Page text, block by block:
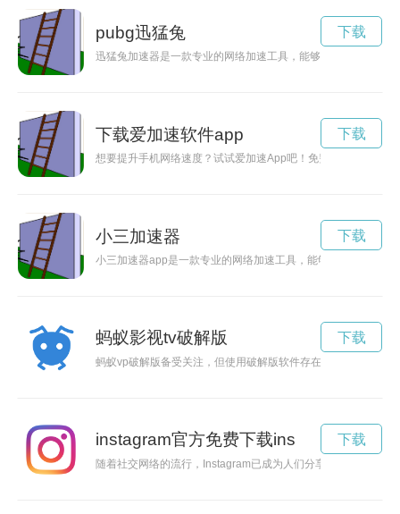
pubg迅猛兔
迅猛兔加速器是一款专业的网络加速工具，能够帮助用户快速
下载
下载爱加速软件app
想要提升手机网络速度？试试爱加速App吧！免费下载安装，让
下载
小三加速器
小三加速器app是一款专业的网络加速工具，能够有效提升网络
下载
蚂蚁影视tv破解版
蚂蚁vp破解版备受关注，但使用破解版软件存在风险，网络安
下载
instagram官方免费下载ins
随着社交网络的流行，Instagram已成为人们分享生活、展示
下载